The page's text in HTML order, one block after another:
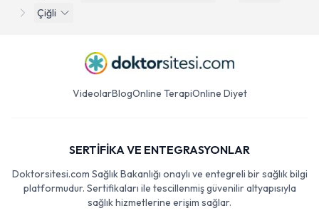
Çiğli
VideolarBlogOnline TerapiOnline Diyet
SERTİFİKA VE ENTEGRASYONLAR
Doktorsitesi.com Sağlık Bakanlığı onaylı ve entegreli bir sağlık bilgi
platformudur. Sertifikaları ile tescillenmiş güvenilir altyapısıyla
sağlık hizmetlerine erişim sağlar.